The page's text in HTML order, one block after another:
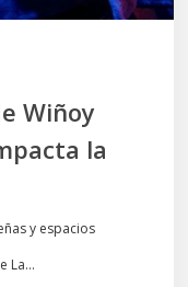
Wiñoy
la
y espacios
La…